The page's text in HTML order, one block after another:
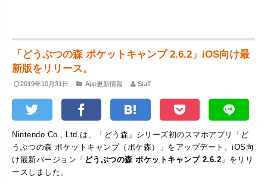
「どうぶつの森 ポケットキャンプ 2.6.2」iOS向け最
新版をリリース。
2019年10月31日 App更新情報 Staff
Nintendo Co., Ltd.は、「どう森」シリーズ初のスマホアプリ「ど
うぶつの森 ポケットキャンプ（ポケ森）」をアップデート、iOS向
け最新バージョン「 どうぶつの森 ポケットキャンプ 2.6.2 」をリリ
ースしました。